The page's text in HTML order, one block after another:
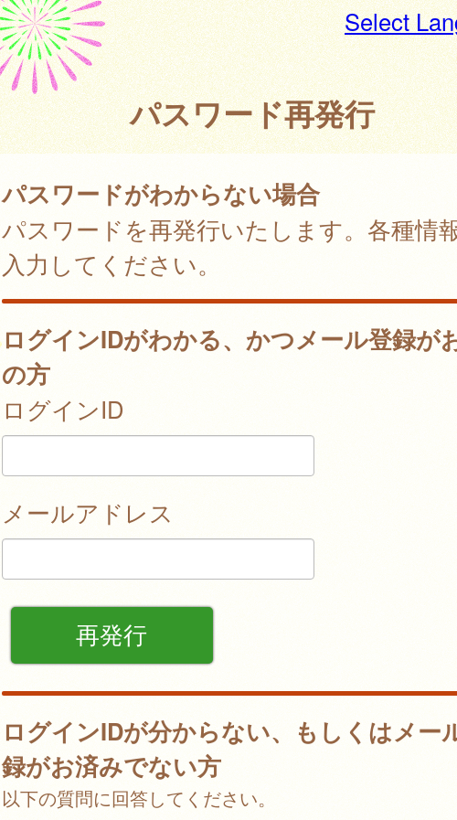
Select
パスワード再発行
パスワードがわからない場合
パスワードを再発行いたします。各種情
入力してください。
ログインIDがわかる、かつメール登録が
の方
ログインID
メールアドレス
ログインIDが分からない、もしくはメー
録がお済みでない方
以下の質問に回答してください。